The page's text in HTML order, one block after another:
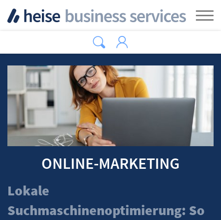
ONLINE-MARKETING
Lokale
Suchmaschinenoptimierung: So